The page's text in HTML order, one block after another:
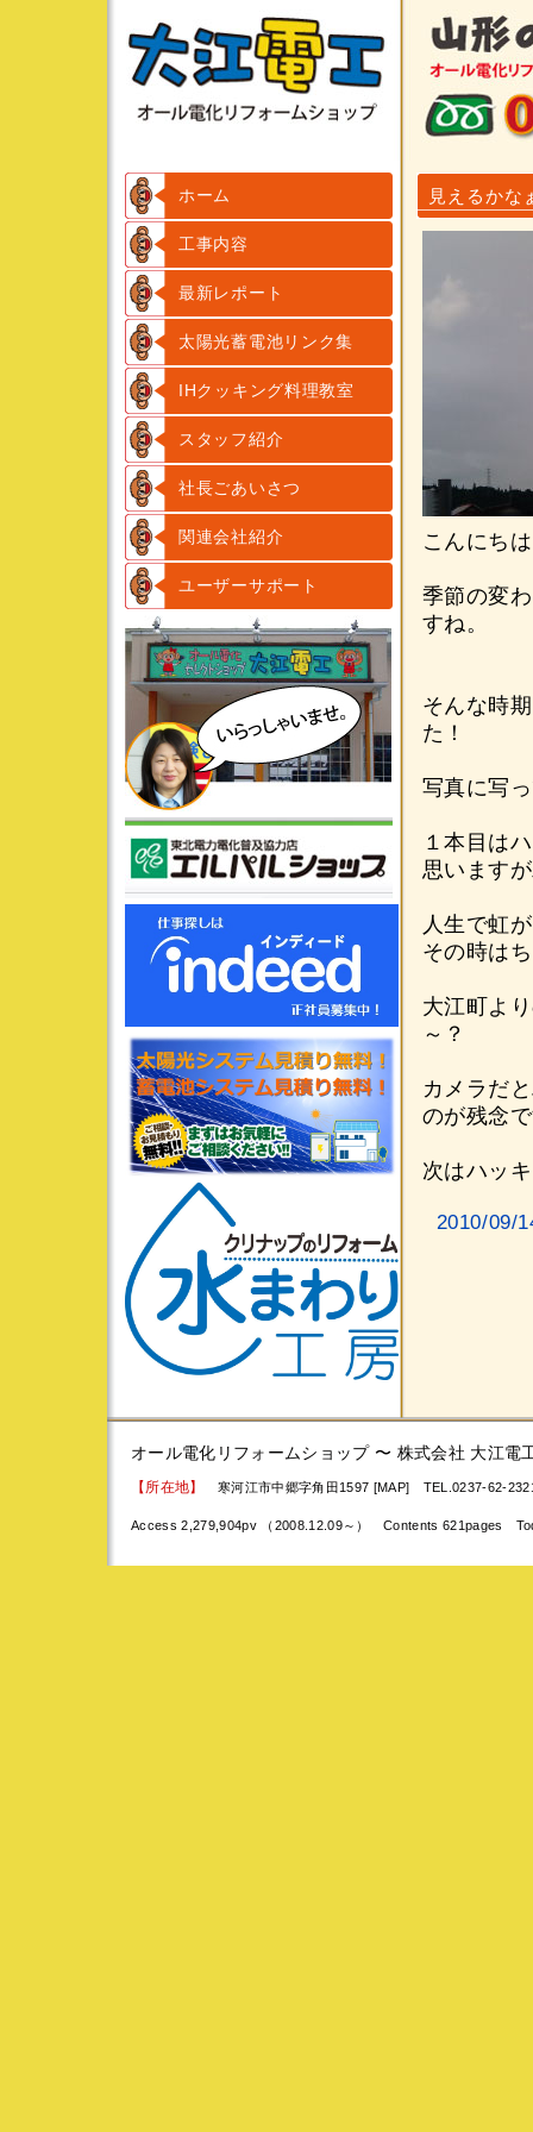
ホーム
工事内容
最新レポート
太陽光蓄電池リンク集
IHクッキング料理教室
スタッフ紹介
社長ごあいさつ
関連会社紹介
ユーザーサポート
見えるかな
こんにち
季節の変
すね。
そんな時
た！
写真に写
１本目は
思います
人生で虹
その時は
大江町よ
～？
カメラだ
のが残念
次はハッ
2010/09/
オール電化リフォームショップ 〜 株式会社 大江電
【所在地】 寒河江市中郷字角田1597 [MAP] TEL.0237-62-
Access 2,279,904pv （2008.12.09～） Contents 621pages